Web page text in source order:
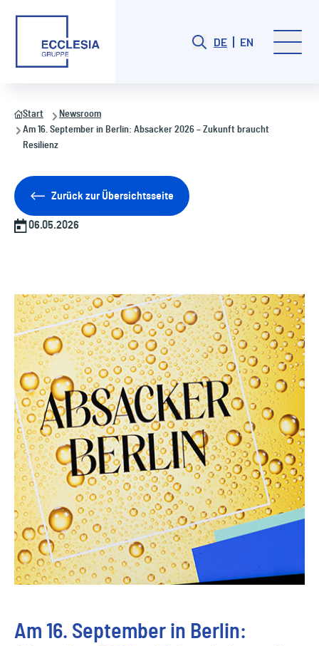
DE EN
Start
Newsroom
Am 16. September in Berlin: Absacker 2026 – Zukunft braucht
Resilienz
Zurück zur Übersichtsseite
06.05.2026
Am 16. September in Berlin: